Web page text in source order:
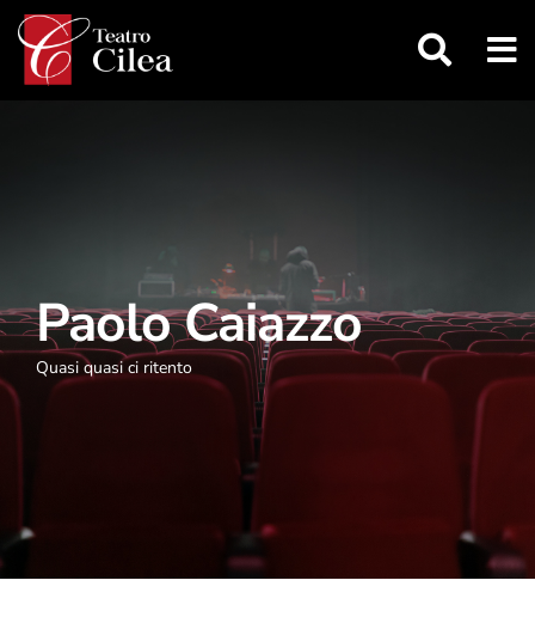
Salta
contenuto
Paolo Caiazzo
Quasi quasi ci ritento